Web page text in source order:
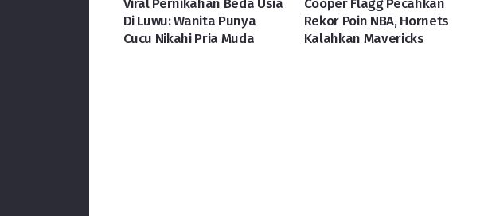
Viral Pernikahan Beda Usia
Di Luwu: Wanita Punya
Cucu Nikahi Pria Muda
Cooper Flagg Pecahkan
Rekor Poin NBA, Hornets
Kalahkan Mavericks